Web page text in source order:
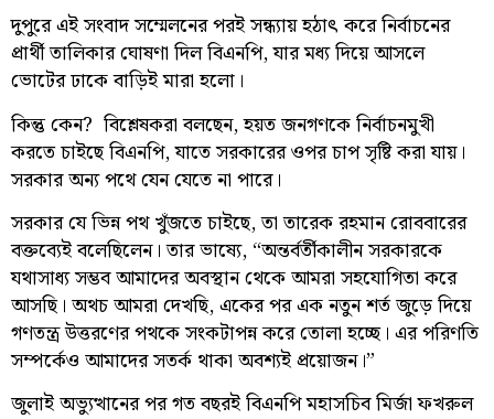
দুপুরে এই সংবাদ সম্মেলনের পরই সন্ধ্যায় হঠাৎ করে নির্বাচনের
প্রার্থী তালিকার ঘোষণা দিল বিএনপি, যার মধ্য দিয়ে আসলে
ভোটের ঢাকে বাড়িই মারা হলো।
কিন্তু কেন? বিশ্লেষকরা বলছেন, হয়ত জনগণকে নির্বাচনমুখী
করতে চাইছে বিএনপি, যাতে সরকারের ওপর চাপ সৃষ্টি করা যায়।
সরকার অন্য পথে যেন যেতে না পারে।
সরকার যে ভিন্ন পথ খুঁজতে চাইছে, তা তারেক রহমান রোববারের
বক্তব্যেই বলেছিলেন। তার ভাষ্যে, “অন্তর্বর্তীকালীন সরকারকে
যথাসাধ্য সম্ভব আমাদের অবস্থান থেকে আমরা সহযোগিতা করে
আসছি। অথচ আমরা দেখছি, একের পর এক নতুন শর্ত জুড়ে দিয়ে
গণতন্ত্র উত্তরণের পথকে সংকটাপন্ন করে তোলা হচ্ছে। এর পরিণতি
সম্পর্কেও আমাদের সতর্ক থাকা অবশ্যই প্রয়োজন।”
জুলাই অভ্যুত্থানের পর গত বছরই বিএনপি মহাসচিব মির্জা ফখরুল